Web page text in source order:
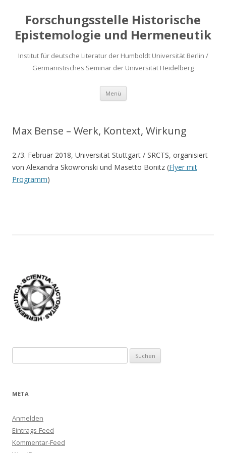
Forschungsstelle Historische
Epistemologie und Hermeneutik
Institut für deutsche Literatur der Humboldt Universität Berlin /
Germanistisches Seminar der Universität Heidelberg
Menü Zum
springen
Max Bense – Werk, Kontext, Wirkung
2./3. Februar 2018, Universität Stuttgart / SRCTS, organisiert
von Alexandra Skowronski und Masetto Bonitz (Flyer mit
Programm)
nach:
META
Anmelden
Eintrags-Feed
Kommentar-Feed